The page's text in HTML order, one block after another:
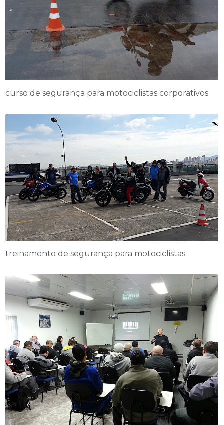
curso de segurança para motociclistas corporativos
treinamento de segurança para motociclistas